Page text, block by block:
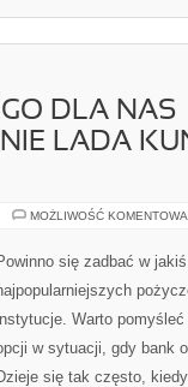
DLA NAS
LADA
MOŻLIWOŚĆ
się zadbać w
Warto
w sytuacji, gdy bank
się tak często,